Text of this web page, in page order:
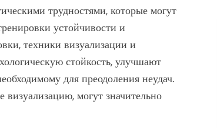
трудностями, которые могут
устойчивости и
техники визуализации и
стойкость, улучшают
для преодоления неудач.
могут значительно